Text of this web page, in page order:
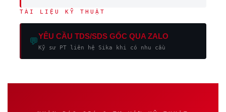
TÀI LIỆU KỸ THUẬT
💬YÊU CẦU TDS/SDS GỐC QUA ZALO
Kỹ sư PT liên hệ Sika khi có nhu cầu